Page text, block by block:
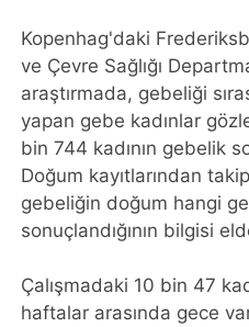
Kopenhag'daki
ve Çevre Sağlığı
araştırmada, gebeliği
yapan gebe kadınlar
bin 744 kadının gebelik
Doğum kayıtlarından
gebeliğin doğum hangi
sonuçlandığının bilgisi
Çalışmadaki 10 bin 47
haftalar arasında gece